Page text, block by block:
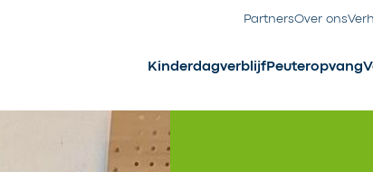
PartnersOver ons
Kinderdagverblijf Peuteropvang